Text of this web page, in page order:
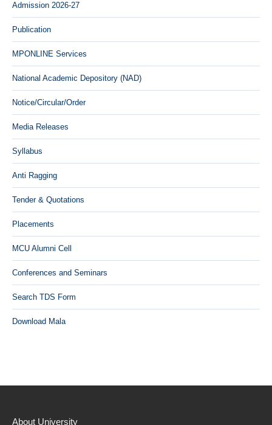
Admission 2026-27
Publication
MPONLINE Services
National Academic Depository (NAD)
Notice/Circular/Order
Media Releases
Syllabus
Anti Ragging
Tender & Quotations
Placements
MCU Alumni Cell
Conferences and Seminars
Search TDS Form
Download Mala
About University